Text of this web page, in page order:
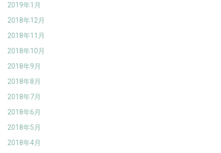
2019年1月
2018年12月
2018年11月
2018年10月
2018年9月
2018年8月
2018年7月
2018年6月
2018年5月
2018年4月